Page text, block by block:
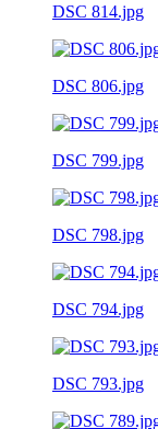
DSC 814.jpg
DSC 806.jpg
DSC 799.jpg
DSC 798.jpg
DSC 794.jpg
DSC 793.jpg